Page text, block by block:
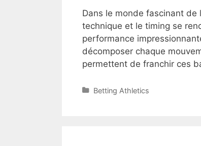
Dans le monde fascinant de
technique et le timing se
performance
décomposer chaque
permettent de franchir ces
Categories
Betting Athletics